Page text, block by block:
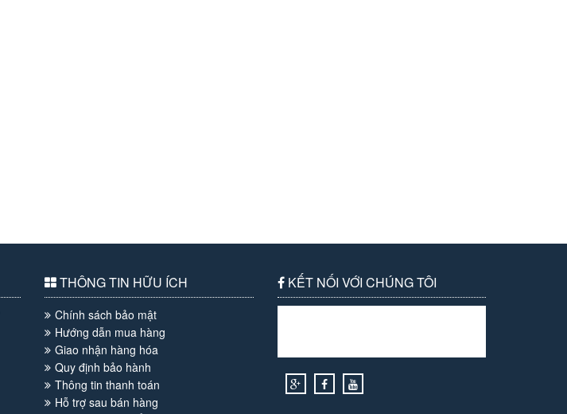
THÔNG TIN HỮU ÍCH
Chính sách bảo mật
Hướng dẫn mua hàng
Giao nhận hàng hóa
Quy định bảo hành
Thông tin thanh toán
Hỗ trợ sau bán hàng
KẾT NỐI VỚI CHÚNG TÔI